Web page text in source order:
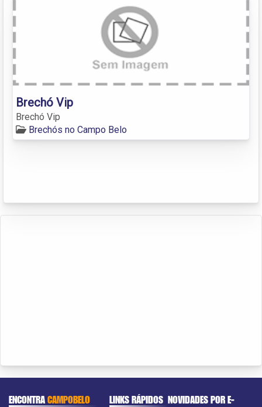
Brechó Vip
Brechó Vip
Brechós no Campo Belo
ENCONTRACAMPOBELO LINKS RÁPIDOS NOVIDADES POR E-